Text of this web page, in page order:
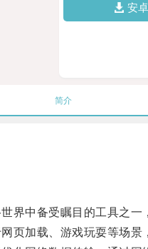
安
简介
中备受瞩目的工具之一
加载、游戏玩耍等场景